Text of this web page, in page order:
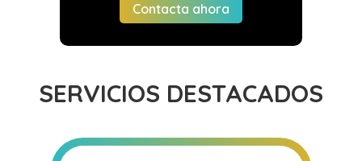
Contacta ahora
SERVICIOS DESTACADOS